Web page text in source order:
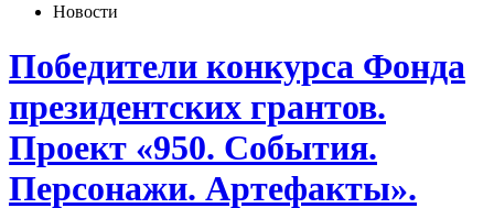
Новости
Победители конкурса Фонда
президентских грантов.
Проект «950. События.
Персонажи. Артефакты».